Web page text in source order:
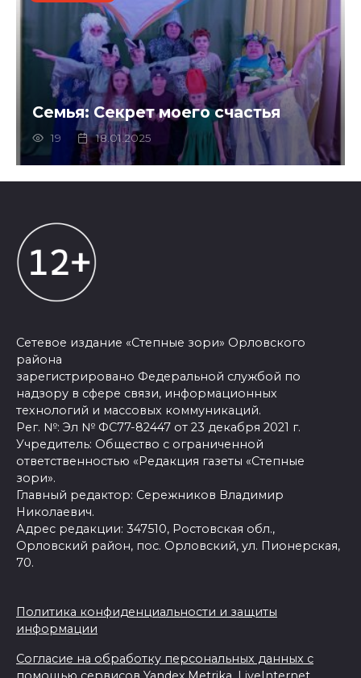
Семья: Секрет моего счастья
19 18.01.2025
Сетевое издание «Степные зори» Орловского
района
зарегистрировано Федеральной службой по
надзору в сфере связи, информационных
технологий и массовых коммуникаций.
Рег. №: Эл № ФС77-82447 от 23 декабря 2021 г.
Учредитель: Общество с ограниченной
ответственностью «Редакция газеты «Степные
зори».
Главный редактор: Сережников Владимир
Николаевич.
Адрес редакции: 347510, Ростовская обл.,
Орловский район, пос. Орловский, ул. Пионерская,
70.
Политика конфиденциальности и защиты
информации
Согласие на обработку персональных данных с